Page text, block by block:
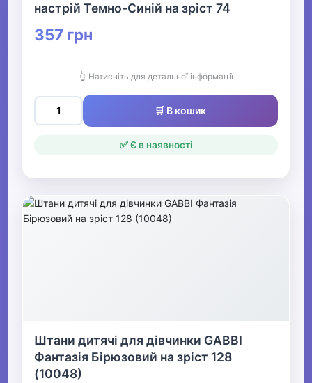
настрій Темно-Синій на зріст 74
357 грн
👆 Натисніть для детальної інформації
🛒 В кошик
✅ Є в наявності
Штани дитячі для дівчинки GABBI
Фантазія Бірюзовий на зріст 128
(10048)